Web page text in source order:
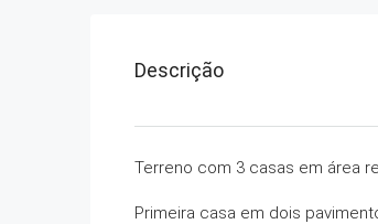
Descrição
Terreno com 3 casas em área
Primeira casa em dois